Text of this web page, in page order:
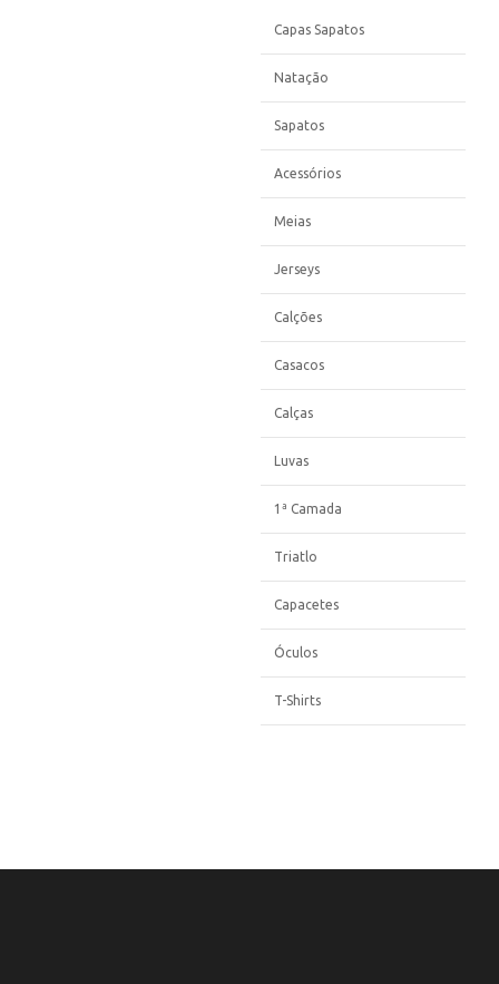
Capas Sapatos
Natação
Sapatos
Acessórios
Meias
Jerseys
Calções
Casacos
Calças
Luvas
1ª Camada
Triatlo
Capacetes
Óculos
T-Shirts